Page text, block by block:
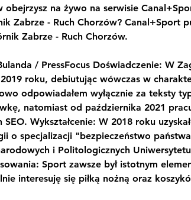
obejrzysz na żywo na serwisie
Zabrze - Ruch Chorzów? Canal+Sport
Zabrze - Ruch Chorzów.
/ PressFocus Doświadczenie: W
roku, debiutując wówczas w
odpowiadałem wyłącznie za teksty
natomiast od października 2021
SEO. Wykształcenie: W 2018 roku
o specjalizacji "bezpieczeństwo
i Politologicznych
Sport zawsze był istotnym
interesuję się piłką nożną oraz